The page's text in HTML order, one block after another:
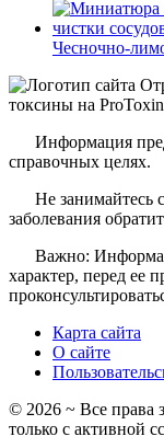
Чесночно-
Информация
справочных целях.
Не занимайтесь
заболевания
Важно:
характер, перед ее
Карта сайта
О сайте
© 2026 ~ Все права
только с активной